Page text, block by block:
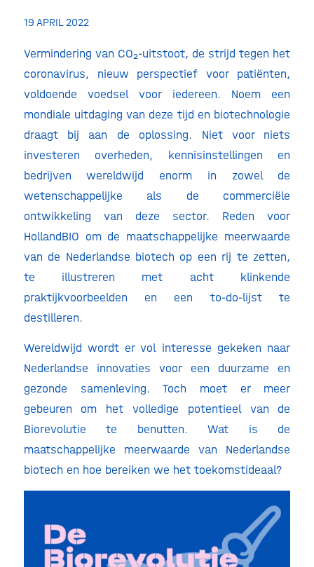
19 APRIL 2022
Vermindering van CO₂-uitstoot, de strijd tegen het
coronavirus, nieuw perspectief voor patiënten,
voldoende voedsel voor iedereen. Noem een
mondiale uitdaging van deze tijd en biotechnologie
draagt bij aan de oplossing. Niet voor niets
investeren overheden, kennisinstellingen en
bedrijven wereldwijd enorm in zowel de
wetenschappelijke als de commerciële
ontwikkeling van deze sector. Reden voor
HollandBIO om de maatschappelijke meerwaarde
van de Nederlandse biotech op een rij te zetten,
te illustreren met acht klinkende
praktijkvoorbeelden en een to-do-lijst te
destilleren.
Wereldwijd wordt er vol interesse gekeken naar
Nederlandse innovaties voor een duurzame en
gezonde samenleving. Toch moet er meer
gebeuren om het volledige potentieel van de
Biorevolutie te benutten. Wat is de
maatschappelijke meerwaarde van Nederlandse
biotech en hoe bereiken we het toekomstideaal?